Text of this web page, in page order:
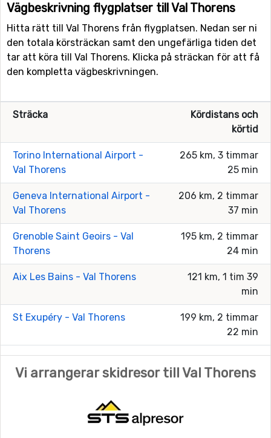
Vägbeskrivning flygplatser till Val Thorens
Hitta rätt till Val Thorens från flygplatsen. Nedan ser ni
den totala körsträckan samt den ungefärliga tiden det
tar att köra till Val Thorens. Klicka på sträckan för att få
den kompletta vägbeskrivningen.
Sträcka
Kördistans och
körtid
Torino International Airport -
Val Thorens
265 km, 3 timmar
25 min
Geneva International Airport -
Val Thorens
206 km, 2 timmar
37 min
Grenoble Saint Geoirs - Val
Thorens
195 km, 2 timmar
24 min
Aix Les Bains - Val Thorens
121 km, 1 tim 39
min
St Exupéry - Val Thorens
199 km, 2 timmar
22 min
Vi arrangerar skidresor till Val Thorens